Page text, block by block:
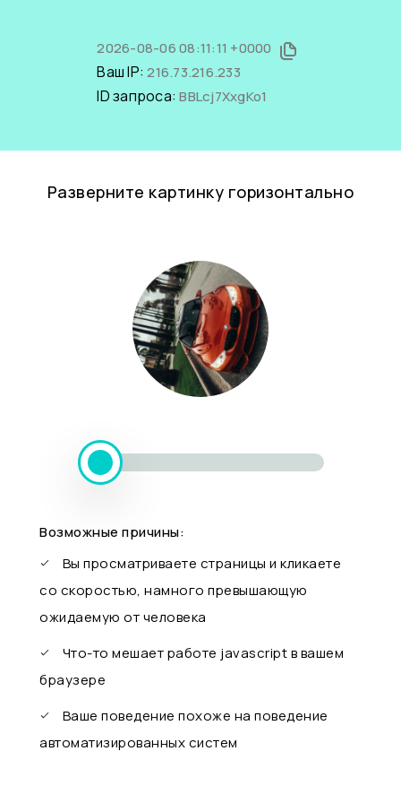
2026-08-06 08:11:11 +0000
Ваш IP:216.73.216.233
ID запроса:BBLcj7XxgKo1
Разверните картинку горизонтально
Возможные причины:
Вы просматриваете страницы и кликаете
со скоростью, намного превышающую
ожидаемую от человека
Что-то мешает работе javascript в вашем
браузере
Ваше поведение похоже на поведение
автоматизированных систем